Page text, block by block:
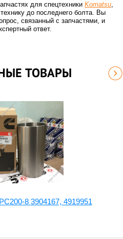
для спецтехники Komatsu,
до последнего болта. Вы
связанный с запчастями, и
ответ.
ТОВАРЫ
8 3904167, 4919951